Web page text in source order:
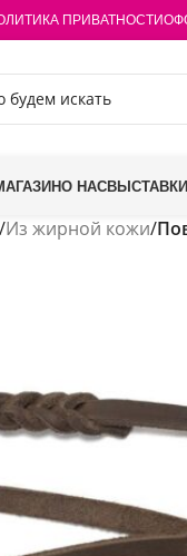
ПРИВАТНОСТИ
О НАСВЫСТАВКИ
/Из жирной кожи/